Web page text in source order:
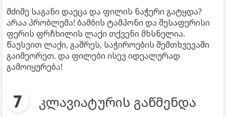
მძიმე საგანი დაეცა და ფილის ნაჭერი გატყდა?
არაა პრობლემა! ბამბის ტამპონი და შესაფერისი
ფერის ფრჩხილის ლაქი თქვენი მხსნელია.
წაუსვით ლაქი, გაშრეს, საჭიროების შემთხვევაში
გაიმეორეთ. და ფილები ისევ იდეალურად
გამოიყურება!
კლავიატურის გაწმენდა